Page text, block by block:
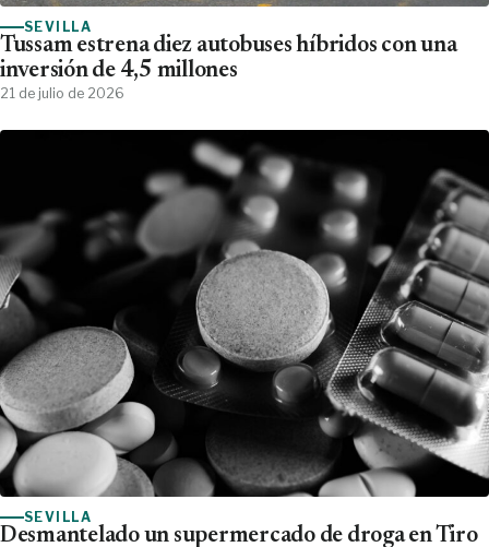
SEVILLA
Tussam estrena diez autobuses híbridos con una
inversión de 4,5 millones
21 de julio de 2026
SEVILLA
Desmantelado un supermercado de droga en Tiro